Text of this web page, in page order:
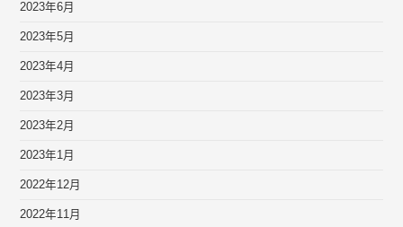
2023年6月
2023年5月
2023年4月
2023年3月
2023年2月
2023年1月
2022年12月
2022年11月